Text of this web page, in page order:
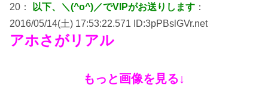
20： 以下、＼(^o^)／でVIPがお送りします ：
2016/05/14(土) 17:53:22.571 ID:3pPBslGVr.net
アホさがリアル
もっと画像を見る↓